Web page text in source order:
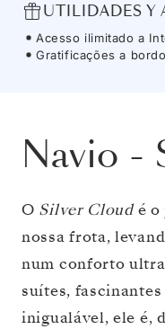
UTILIDADES Y
Acesso ilimitado a
Gratificações a bordo
Navio -
O Silver Cloudé
nossa frota,
num conforto
suítes,
inigualável, ele é,